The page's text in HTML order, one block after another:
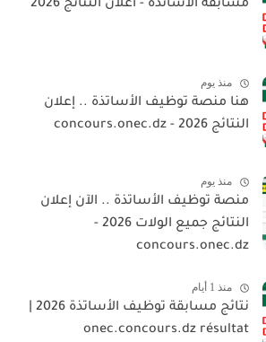
مسابقة الأساتذة - اعلان النتائج 2026
منذ يوم
هنا منصة توظيف الأساتذة .. إعلان
النتائج 2026 - concours.onec.dz
منذ يوم
منصة توظيف الأساتذة .. الآن إعلان
النتائج جميع الولات 2026 -
concours.onec.dz
منذ 1 أيام
نتائج مسابقة توظيف الأساتذة 2026 |
onec.concours.dz résultat